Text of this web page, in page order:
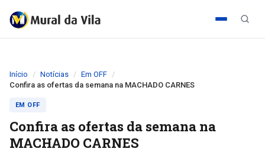
Início Notícias
Em OFF
Confira as ofertas da semana na MACHADO CARNES
EM OFF
Confira as ofertas da semana na
MACHADO CARNES